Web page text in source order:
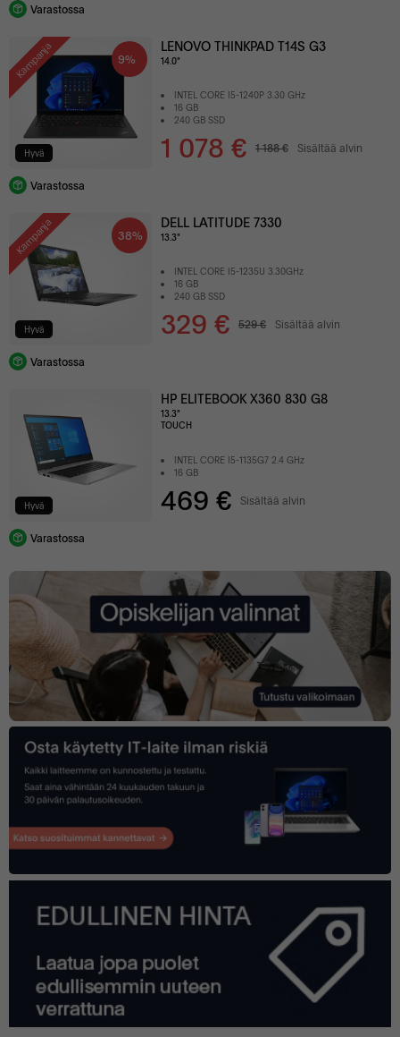
Varastossa
Kampanja 9%
Hyvä
LENOVO THINKPAD T14S G3
14.0"
INTEL CORE I5-1240P 3.30 GHz
16 GB
240 GB SSD
1 078 € 1 188 € Sisältää alvin
Varastossa
Kampanja 38%
Hyvä
DELL LATITUDE 7330
13.3"
INTEL CORE I5-1235U 3.30GHz
16 GB
240 GB SSD
329 € 529 € Sisältää alvin
Varastossa
Hyvä
HP ELITEBOOK X360 830 G8
13.3"
TOUCH
INTEL CORE I5-1135G7 2.4 GHz
16 GB
469 € Sisältää alvin
Varastossa